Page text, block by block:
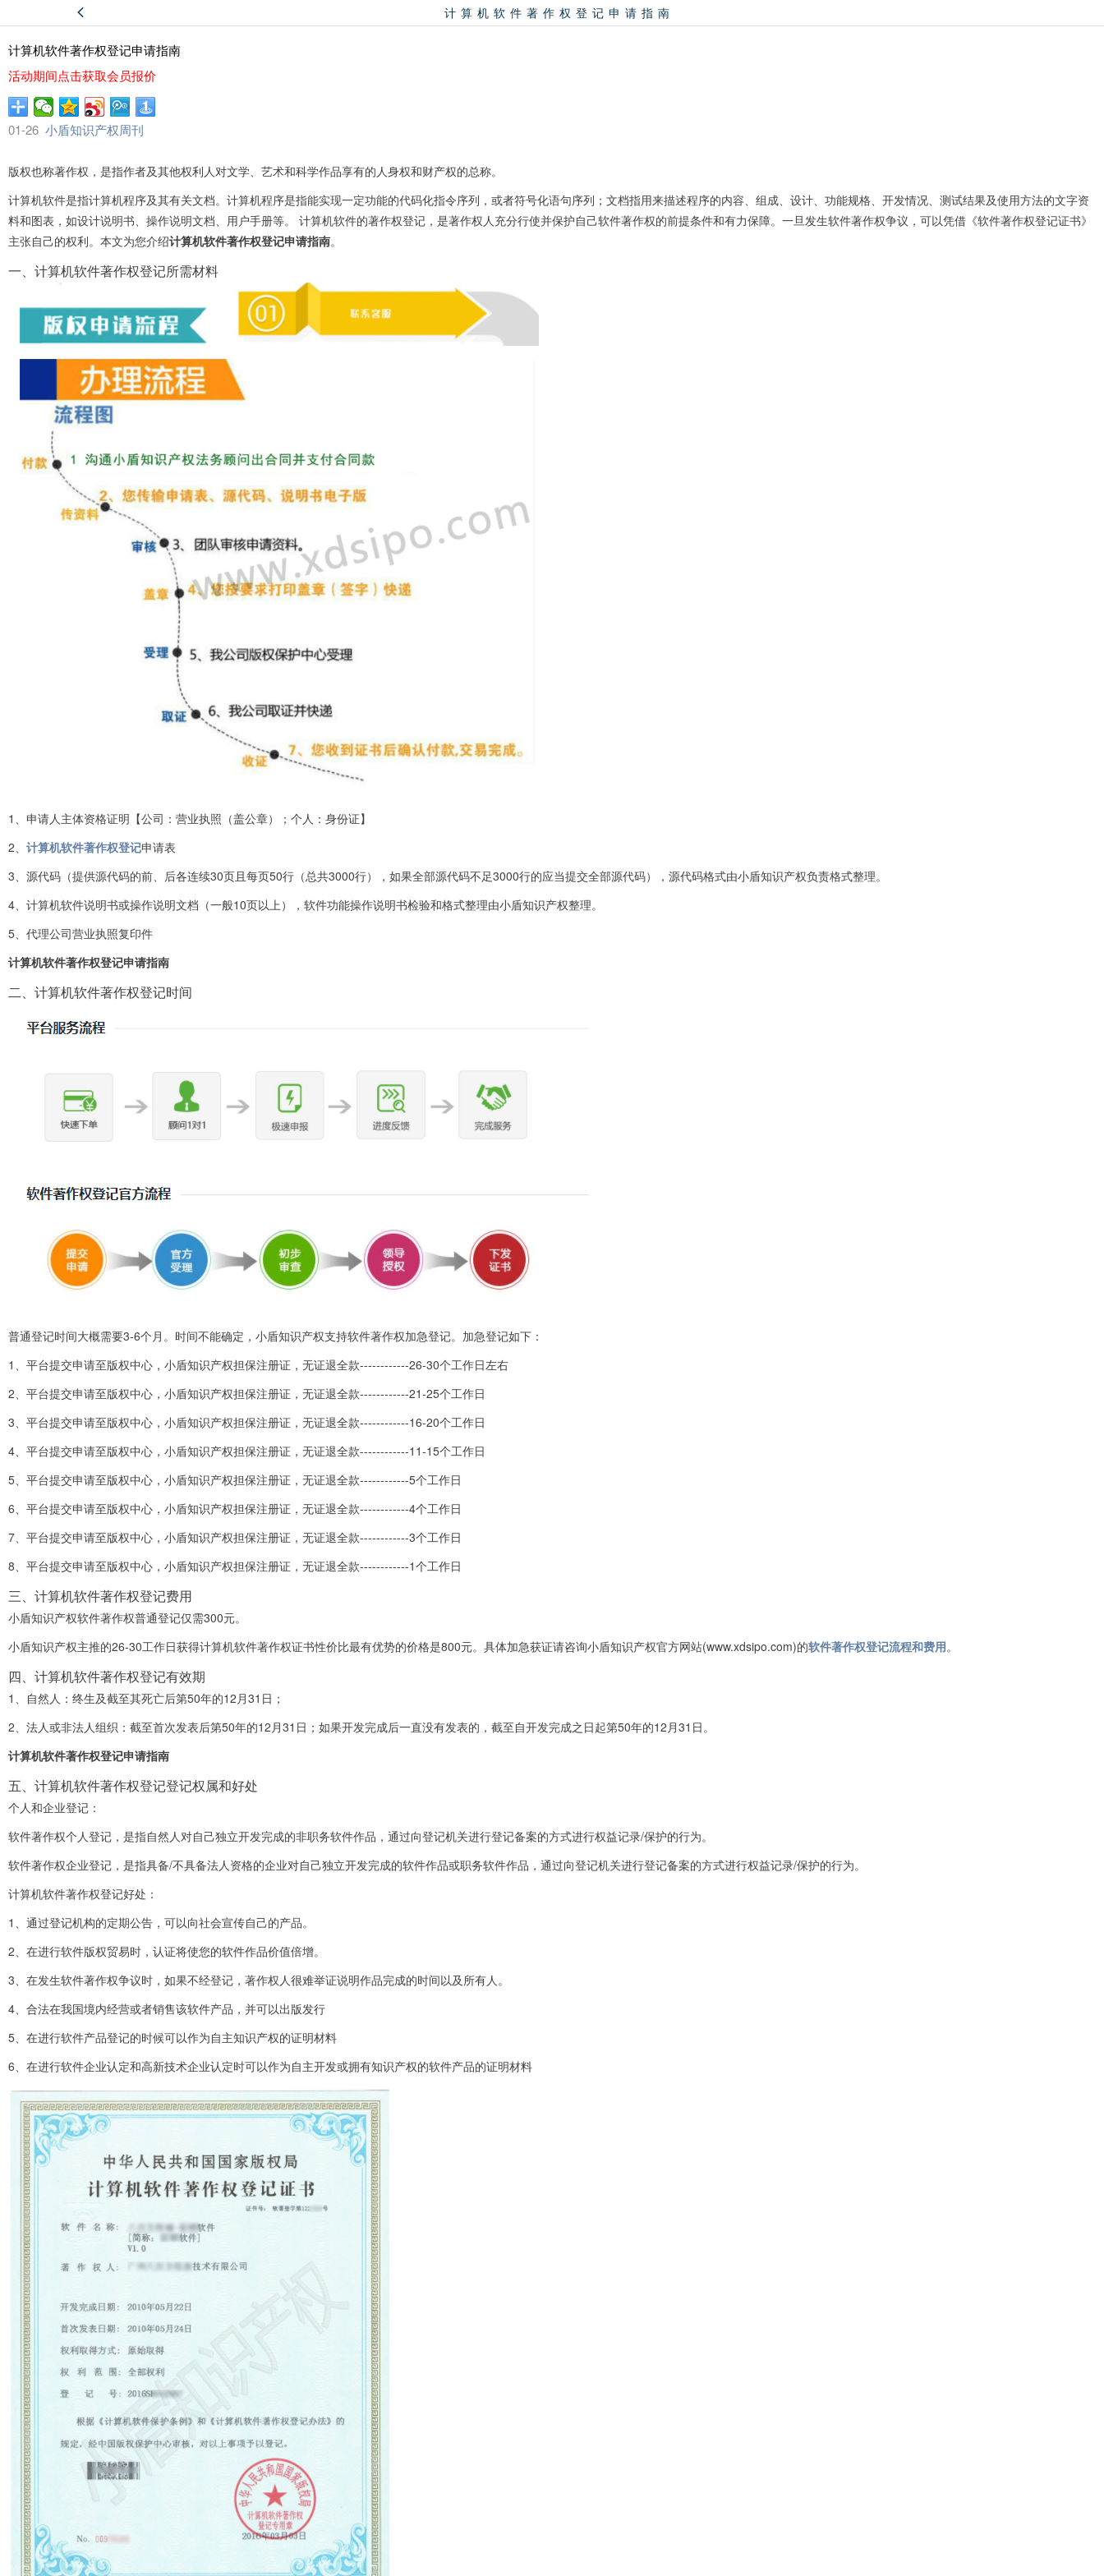
计算机软件著作权登记申请指南
计算机软件著作权登记申请指南
活动期间点击获取会员报价
01-26 小盾知识产权周刊
版权也称著作权，是指作者及其他权利人对文学、艺术和科学作品享有的人身权和财产权的总称。
计算机软件是指计算机程序及其有关文档。计算机程序是指能实现一定功能的代码化指令序列，或者符号化语句序列；文档指用来描述程序的内容、组成、设计、功能规格、开发情况、测试结果及使用方法的文字资
料和图表，如设计说明书、操作说明文档、用户手册等。 计算机软件的著作权登记，是著作权人充分行使并保护自己软件著作权的前提条件和有力保障。一旦发生软件著作权争议，可以凭借《软件著作权登记证书》
主张自己的权利。本文为您介绍计算机软件著作权登记申请指南。
一、计算机软件著作权登记所需材料
1、申请人主体资格证明【公司：营业执照（盖公章）；个人：身份证】
2、 计算机软件著作权登记申请表
3、源代码（提供源代码的前、后各连续30页且每页50行（总共3000行），如果全部源代码不足3000行的应当提交全部源代码），源代码格式由小盾知识产权负责格式整理。
4、计算机软件说明书或操作说明文档（一般10页以上），软件功能操作说明书检验和格式整理由小盾知识产权整理。
5、代理公司营业执照复印件
计算机软件著作权登记申请指南
二、计算机软件著作权登记时间
普通登记时间大概需要3-6个月。时间不能确定，小盾知识产权支持软件著作权加急登记。加急登记如下：
1、平台提交申请至版权中心，小盾知识产权担保注册证，无证退全款------------26-30个工作日左右
2、平台提交申请至版权中心，小盾知识产权担保注册证，无证退全款------------21-25个工作日
3、平台提交申请至版权中心，小盾知识产权担保注册证，无证退全款------------16-20个工作日
4、平台提交申请至版权中心，小盾知识产权担保注册证，无证退全款------------11-15个工作日
5、平台提交申请至版权中心，小盾知识产权担保注册证，无证退全款------------5个工作日
6、平台提交申请至版权中心，小盾知识产权担保注册证，无证退全款------------4个工作日
7、平台提交申请至版权中心，小盾知识产权担保注册证，无证退全款------------3个工作日
8、平台提交申请至版权中心，小盾知识产权担保注册证，无证退全款------------1个工作日
三、计算机软件著作权登记费用
小盾知识产权软件著作权普通登记仅需300元。
小盾知识产权主推的26-30工作日获得计算机软件著作权证书性价比最有优势的价格是800元。具体加急获证请咨询小盾知识产权官方网站(www.xdsipo.com)的软件著作权登记流程和费用。
四、计算机软件著作权登记有效期
1、自然人：终生及截至其死亡后第50年的12月31日；
2、法人或非法人组织：截至首次发表后第50年的12月31日；如果开发完成后一直没有发表的，截至自开发完成之日起第50年的12月31日。
计算机软件著作权登记申请指南
五、计算机软件著作权登记登记权属和好处
个人和企业登记：
软件著作权个人登记，是指自然人对自己独立开发完成的非职务软件作品，通过向登记机关进行登记备案的方式进行权益记录/保护的行为。
软件著作权企业登记，是指具备/不具备法人资格的企业对自己独立开发完成的软件作品或职务软件作品，通过向登记机关进行登记备案的方式进行权益记录/保护的行为。
计算机软件著作权登记好处：
1、通过登记机构的定期公告，可以向社会宣传自己的产品。
2、在进行软件版权贸易时，认证将使您的软件作品价值倍增。
3、在发生软件著作权争议时，如果不经登记，著作权人很难举证说明作品完成的时间以及所有人。
4、合法在我国境内经营或者销售该软件产品，并可以出版发行
5、在进行软件产品登记的时候可以作为自主知识产权的证明材料
6、在进行软件企业认定和高新技术企业认定时可以作为自主开发或拥有知识产权的软件产品的证明材料